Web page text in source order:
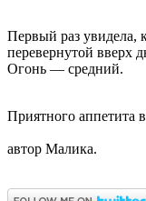
Первый раз увидела,
перевернутой вверх
Огонь — средний.
Приятного аппетита
автор Малика.